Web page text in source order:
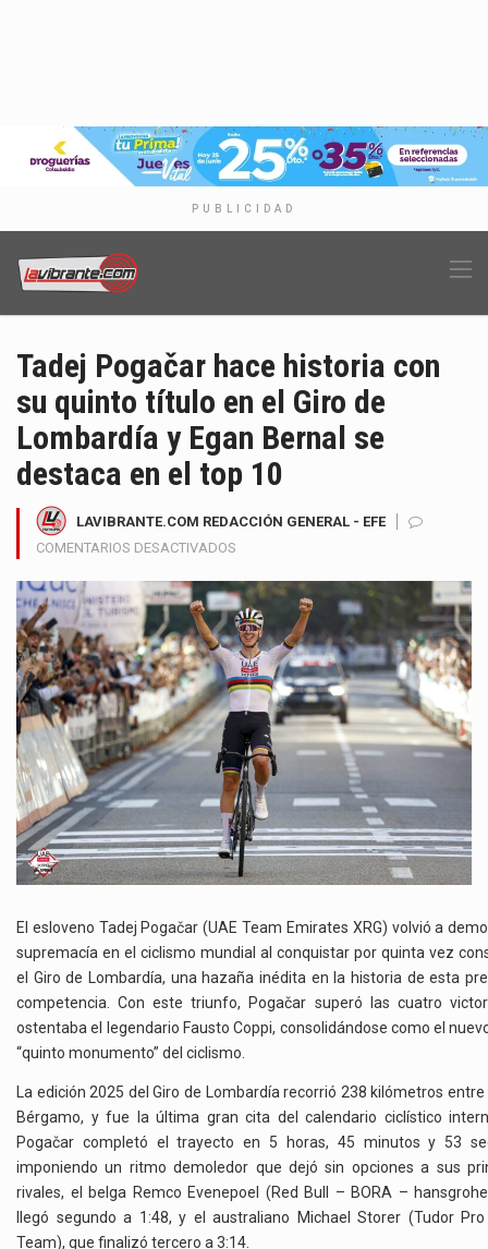
PUBLICIDAD
Tadej Pogačar hace historia con
su quinto título en el Giro de
Lombardía y Egan Bernal se
destaca en el top 10
LAVIBRANTE.COM REDACCIÓN GENERAL - EFE
COMENTARIOS DESACTIVADOS
POGAČAR
HACE
HISTORIA
CON
SU
QUINTO
TÍTULO
EN
EL
GIRO
DE
LOMBARDÍA
Y
EGAN
SE
DESTACA
EN
EL
TOP
10
El esloveno Tadej Pogačar (UAE Team Emirates XRG) volvió a
supremacía en el ciclismo mundial al conquistar por quinta vez
el Giro de Lombardía, una hazaña inédita en la historia de esta
competencia. Con este triunfo, Pogačar superó las cuatro
ostentaba el legendario Fausto Coppi, consolidándose como el
“quinto monumento” del ciclismo.
La edición 2025 del Giro de Lombardía recorrió 238 kilómetros
Bérgamo, y fue la última gran cita del calendario ciclístico
Pogačar completó el trayecto en 5 horas, 45 minutos y 53
imponiendo un ritmo demoledor que dejó sin opciones a sus
rivales, el belga Remco Evenepoel (Red Bull – BORA –
llegó segundo a 1:48, y el australiano Michael Storer (Tudor Pro
Team), que finalizó tercero a 3:14.